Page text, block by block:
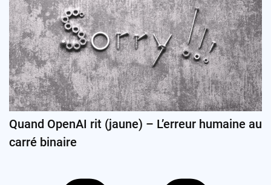
Quand OpenAI rit (jaune) – L’erreur humaine au
carré binaire